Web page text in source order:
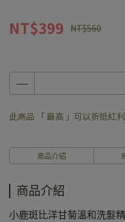
NT$399 NT$560
此商品 「 最高 」可以折抵紅利
商品介紹
商品介紹
小鹿斑比洋甘菊溫和洗髮